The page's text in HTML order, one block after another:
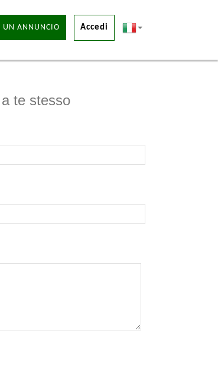
UN ANNUNCIO Accedi
te stesso